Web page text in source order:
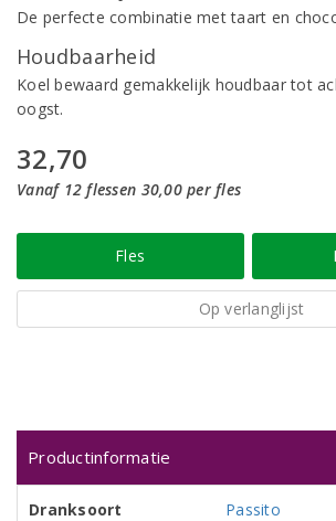
De perfecte combinatie met taart en
Houdbaarheid
Koel bewaard gemakkelijk houdbaar tot
oogst.
32,70
Vanaf 12 flessen 30,00 per fles
Fles
Op verlanglijst
Productinformatie
Dranksoort
Passito